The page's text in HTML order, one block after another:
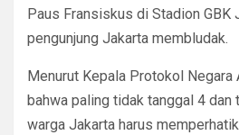
Paus Fransiskus di Stadion GBK
pengunjung Jakarta membludak.
Menurut Kepala Protokol Negara
bahwa paling tidak tanggal 4
warga Jakarta harus